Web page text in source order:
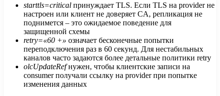
starttls=critical принуждает TLS. Если TLS на provider не
настроен или клиент не доверяет CA, репликация не
поднимется – это ожидаемое поведение для
защищенной схемы
retry=«60 +» означает бесконечные попытки
переподключения раз в 60 секунд. Для нестабильных
каналов часто задаются более детальные политики retry
olcUpdateRefнужен, чтобы клиентские записи на
consumer получали ссылку на provider при попытке
изменения данных